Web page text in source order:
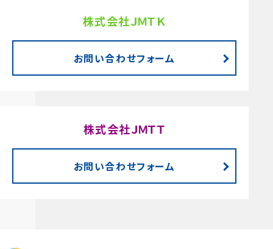
株式会社ＪＭＴＫ
お問い合わせフォーム
株式会社ＪＭＴＴ
お問い合わせフォーム